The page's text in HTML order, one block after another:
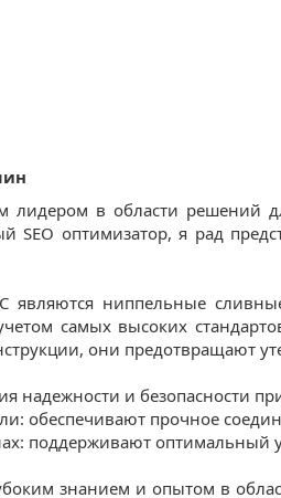
лидером в области
SEO оптимизатор, я рад
являются ниппельные
самых высоких
они предотвращают
надежности и безопасности
обеспечивают прочное
поддерживают оптимальный
знанием и опытом в